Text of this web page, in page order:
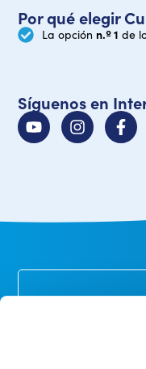
Por qué elegir
La opción n.º 1 de
Síguenos en
Recibe un 10%